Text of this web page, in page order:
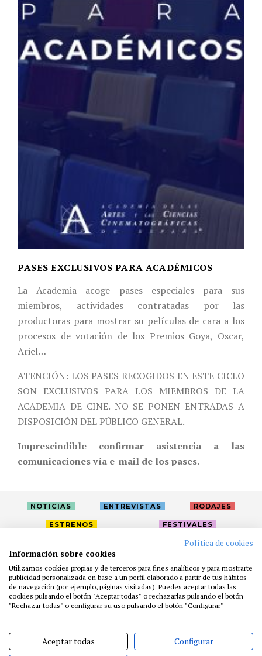
PASES EXCLUSIVOS PARA ACADÉMICOS
La Academia acoge pases especiales para sus
miembros, actividades contratadas por las
productoras para mostrar su películas de cara a los
procesos de votación de los Premios Goya, Oscar,
Ariel…
ATENCIÓN: LOS PASES RECOGIDOS EN ESTE CICLO
SON EXCLUSIVOS PARA LOS MIEMBROS DE LA
ACADEMIA DE CINE. NO SE PONEN ENTRADAS A
DISPOSICIÓN DEL PÚBLICO GENERAL.
Imprescindible confirmar asistencia a las
comunicaciones vía e-mail de los pases.
NOTICIAS ENTREVISTAS RODAJES
ESTRENOS FESTIVALES
PRENSA
FUNDACIÓN RESIDENCIAS
AYUDAS
BIBLIOTECA
PUBLICACIONES
CONTACTO
Política de cookies
Información sobre cookies
Utilizamos cookies propias y de terceros para fines analíticos y para mostrarte
publicidad personalizada en base a un perfil elaborado a partir de tus hábitos
de navegación (por ejemplo, páginas visitadas). Puedes aceptar todas las
cookies pulsando el botón "Aceptar todas" o rechazarlas pulsando el botón
"Rechazar todas" o configurar su uso pulsando el botón "Configurar"
Aceptar todas Configurar